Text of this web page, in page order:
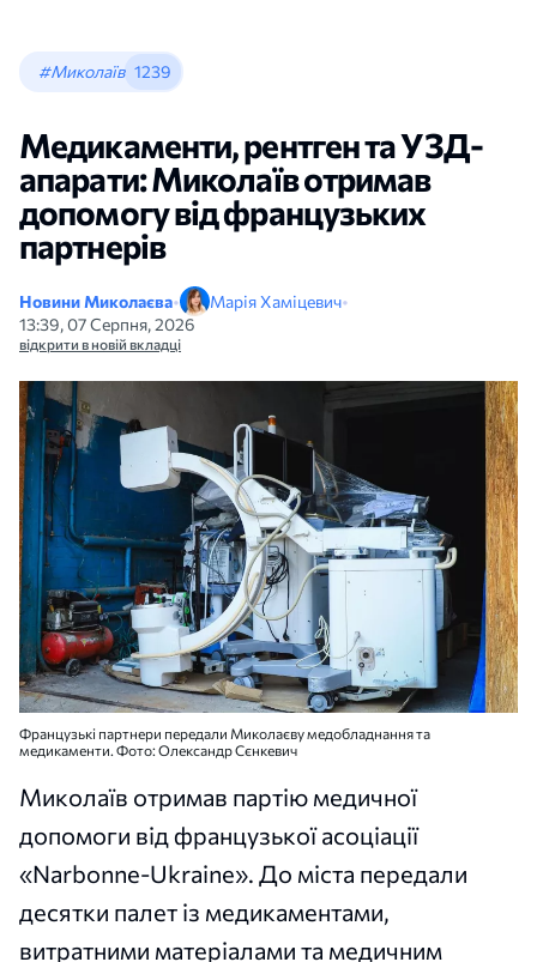
#Миколаїв 1239
Медикаменти, рентген та УЗД-
апарати: Миколаїв отримав
допомогу від французьких
партнерів
Новини Миколаєва• Марія Хаміцевич•
13:39, 07 Серпня, 2026
відкрити в новій вкладці
Французькі партнери передали Миколаєву медобладнання та
медикаменти. Фото: Олександр Сєнкевич
Миколаїв отримав партію медичної
допомоги від французької асоціації
«Narbonne-Ukraine». До міста передали
десятки палет із медикаментами,
витратними матеріалами та медичним